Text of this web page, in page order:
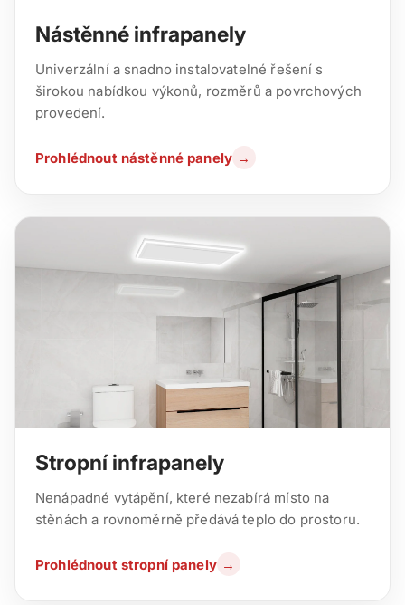
Nástěnné infrapanely
Univerzální a snadno instalovatelné řešení s
širokou nabídkou výkonů, rozměrů a povrchových
provedení.
Prohlédnout nástěnné panely →
Stropní infrapanely
Nenápadné vytápění, které nezabírá místo na
stěnách a rovnoměrně předává teplo do prostoru.
Prohlédnout stropní panely →